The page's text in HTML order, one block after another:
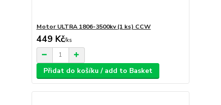
Motor ULTRA 1806-3500kv (1 ks) CCW
449 Kč/ks
Přidat do košíku / add to Basket